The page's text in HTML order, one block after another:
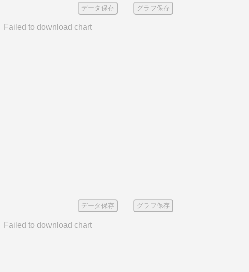
データ保存 グラフ保存
Failed to download chart
データ保存 グラフ保存
Failed to download chart